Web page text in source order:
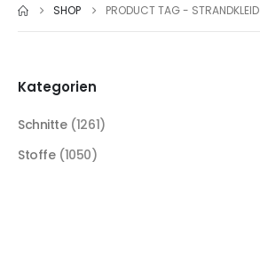
SHOP PRODUCT TAG - STRANDKLEID
Kategorien
Schnitte (1261)
Stoffe (1050)